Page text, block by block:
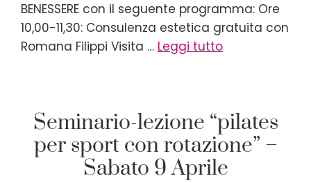
BENESSERE con il seguente programma: Ore
10,00-11,30: Consulenza estetica gratuita con
Romana Filippi Visita … Leggi tutto
Seminario-lezione “pilates
per sport con rotazione” –
Sabato 9 Aprile